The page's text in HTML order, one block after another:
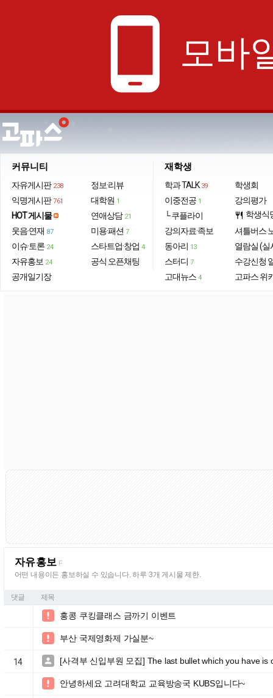
phone_android 모바
커뮤니티
자유게시판 238
익명게시판 761
HOT 게시물
웃음·연재 87
이슈·토론 24
자유홍보 24
공개일기장
정보·리뷰
대학원 1
연애상담 21
미용·패션 7
스타트업·창업 4
공식 오픈채팅
재학생
학과 TALK 39
이중전공 1
└ 쿠플라이
강의자료·족보
동아리 13
스터디 7
고대뉴스 4
학생회
강의평가
restaurant 학생식
셔틀버스
열람실 (실
수강신청
고파스 위
자유홍보 F
어떤 내용이든 홍보하실 수 있습니다. 하루 3개 게시물 제한.
댓글 제목
 홍콩 쿠킹클래스 금까기 이벤트
 부산 국제영화제 가실분~
14  [사격부 신입부원 모집] The last bullet which you have is
 안녕하세요 고려대학교 교육방송국 KUBS입니다~